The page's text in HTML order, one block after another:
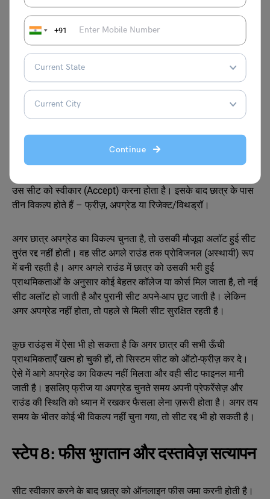
+91
Continue
दिल्ली यूनिवर्सिटी सीट अलॉटमेंट के लिए CUET स्कोर, श्रेणी, कोर्स की
उपलब्ध सीटें और छात्र की प्राथमिकताओं को ध्यान में रखती है। यह
प्रक्रिया पूरी तरह कंप्यूटराइज्ड होती है। एक से अधिक राउंड में सीटें
जारी की जाती हैं। अगर किसी छात्र को पहले राउंड में सीट नहीं मिलती,
तो उसे निराश होने की ज़रूरत नहीं होती। आगे के राउंड में सीट मिलने की
संभावना बनी रहती है, बशर्ते उसने सही प्राथमिकताएँ भरी हों।
स्टेप 7: सीट स्वीकार करना, अपग्रेड और
फ्रीज़ का विकल्प
उस सीट को स्वीकार (Accept) करना होता है। इसके बाद छात्र के पास
तीन विकल्प होते हैं – फ्रीज़, अपग्रेड या रिजेक्ट/विथड्रॉ।
अगर छात्र अपग्रेड का विकल्प चुनता है, तो उसकी मौजूदा अलॉट हुई सीट
तुरंत रद्द नहीं होती। वह सीट अगले राउंड तक प्रोविजनल (अस्थायी) रूप
में बनी रहती है। अगर अगले राउंड में छात्र को उसकी भरी हुई
प्राथमिकताओं के अनुसार कोई बेहतर कॉलेज या कोर्स मिल जाता है, तो नई
सीट अलॉट हो जाती है और पुरानी सीट अपने-आप छूट जाती है। लेकिन
अगर अपग्रेड नहीं होता, तो पहले से मिली सीट सुरक्षित रहती है।
कुछ राउंड्स में ऐसा भी हो सकता है कि अगर छात्र की सभी ऊँची
प्राथमिकताएँ खत्म हो चुकी हों, तो सिस्टम सीट को ऑटो-फ्रीज़ कर दे।
ऐसे में आगे अपग्रेड का विकल्प नहीं मिलता और वही सीट फाइनल मानी
जाती है। इसलिए फ्रीज या अपग्रेड चुनते समय अपनी प्रेफरेंसेज़ और
राउंड की स्थिति को ध्यान में रखकर फैसला लेना ज़रूरी होता है। अगर तय
समय के भीतर कोई भी विकल्प नहीं चुना गया, तो सीट रद्द भी हो सकती है।
स्टेप 8: फीस भुगतान और दस्तावेज़ सत्यापन
सीट स्वीकार करने के बाद छात्र को ऑनलाइन फीस जमा करनी होती है।